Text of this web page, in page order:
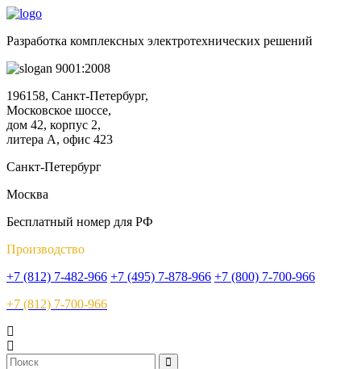
Разработка комплексных электротехнических решений
9001:2008
196158, Санкт-Петербург,
Московское шоссе,
дом 42, корпус 2,
литера А, офис 423
Санкт-Петербург
Москва
Бесплатный номер для РФ
Производство
+7 (812) 7-482-966 +7 (495) 7-878-966 +7 (800) 7-700-966
+7 (812) 7-700-966